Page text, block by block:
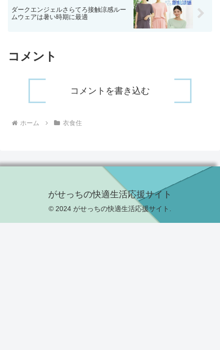
ダークエンジェルさらてろ接触涼感ルー
ムウェアは暑い時期に最適
コメント
コメントを書き込む
ホーム 衣食住
がせっちの快適生活応援サイト
© 2024 がせっちの快適生活応援サイト.